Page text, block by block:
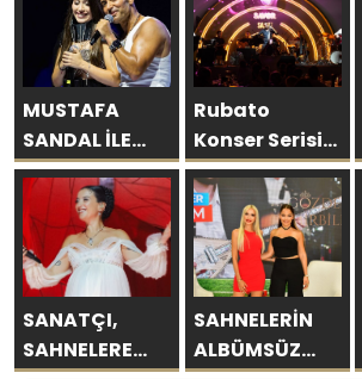
MUSTAFA
SANDAL İLE
AYNI SAHNEDE
PARLADI:
AFRA’YA
HARBİYE’DE
BÜYÜK ALKIŞ
Rubato
Konser Serisi
Müzikseverlerle
Buluşmaya
Devam Ediyor
SANATÇI,
SAHNELERE
SAHNELERİN
ALBÜMSÜZ